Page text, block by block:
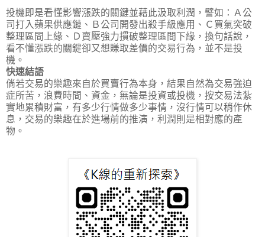
投機即是看懂影響漲跌的關鍵並藉此汲取利潤，譬如：Ａ公
司打入蘋果供應鏈、Ｂ公司開發出殺手級應用、Ｃ買氣突破
整理區間上緣、Ｄ賣壓強力摜破整理區間下緣，換句話說，
看不懂漲跌的關鍵卻又想賺取差價的交易行為，並不是投
機。
快速結語
倘若交易的樂趣來自於買賣行為本身，結果自然為交易強迫
症所苦，浪費時間、資金，無論是投資或投機，按交易法紮
實地累積財富，有多少行情做多少事情，沒行情可以稍作休
息，交易的樂趣在於進場前的推演，利潤則是相對應的產
物。